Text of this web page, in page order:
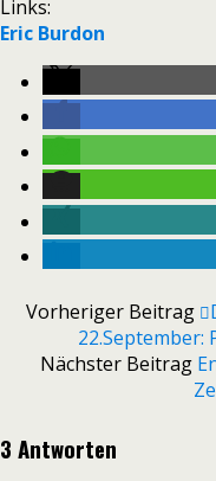
Links:
Eric Burdon
Vorheriger Beitrag
22.September:
Nächster Beitrag
3 Antworten